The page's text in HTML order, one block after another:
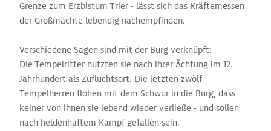
Grenze zum Erzbistum Trier - lässt sich das Kräftemessen
der Großmächte lebendig nachempfinden.
Verschiedene Sagen sind mit der Burg verknüpft:
Die Tempelritter nutzten sie nach ihrer Ächtung im 12.
Jahrhundert als Zufluchtsort. Die letzten zwölf
Tempelherren flohen mit dem Schwur in die Burg, dass
keiner von ihnen sie lebend wieder verließe - und sollen
nach heldenhaftem Kampf gefallen sein.